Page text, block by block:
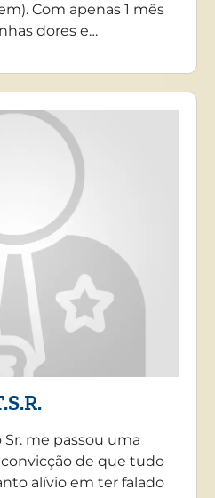
Com apenas 1 mês
dores e…
me passou uma
de que tudo
alívio em ter falado